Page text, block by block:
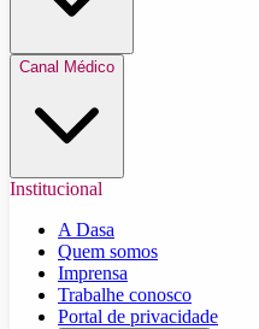
Canal Médico
Institucional
A Dasa
Quem somos
Imprensa
Trabalhe conosco
Portal de privacidade